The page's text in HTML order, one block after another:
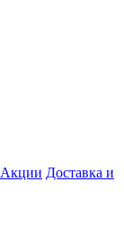
Акции Доставка и